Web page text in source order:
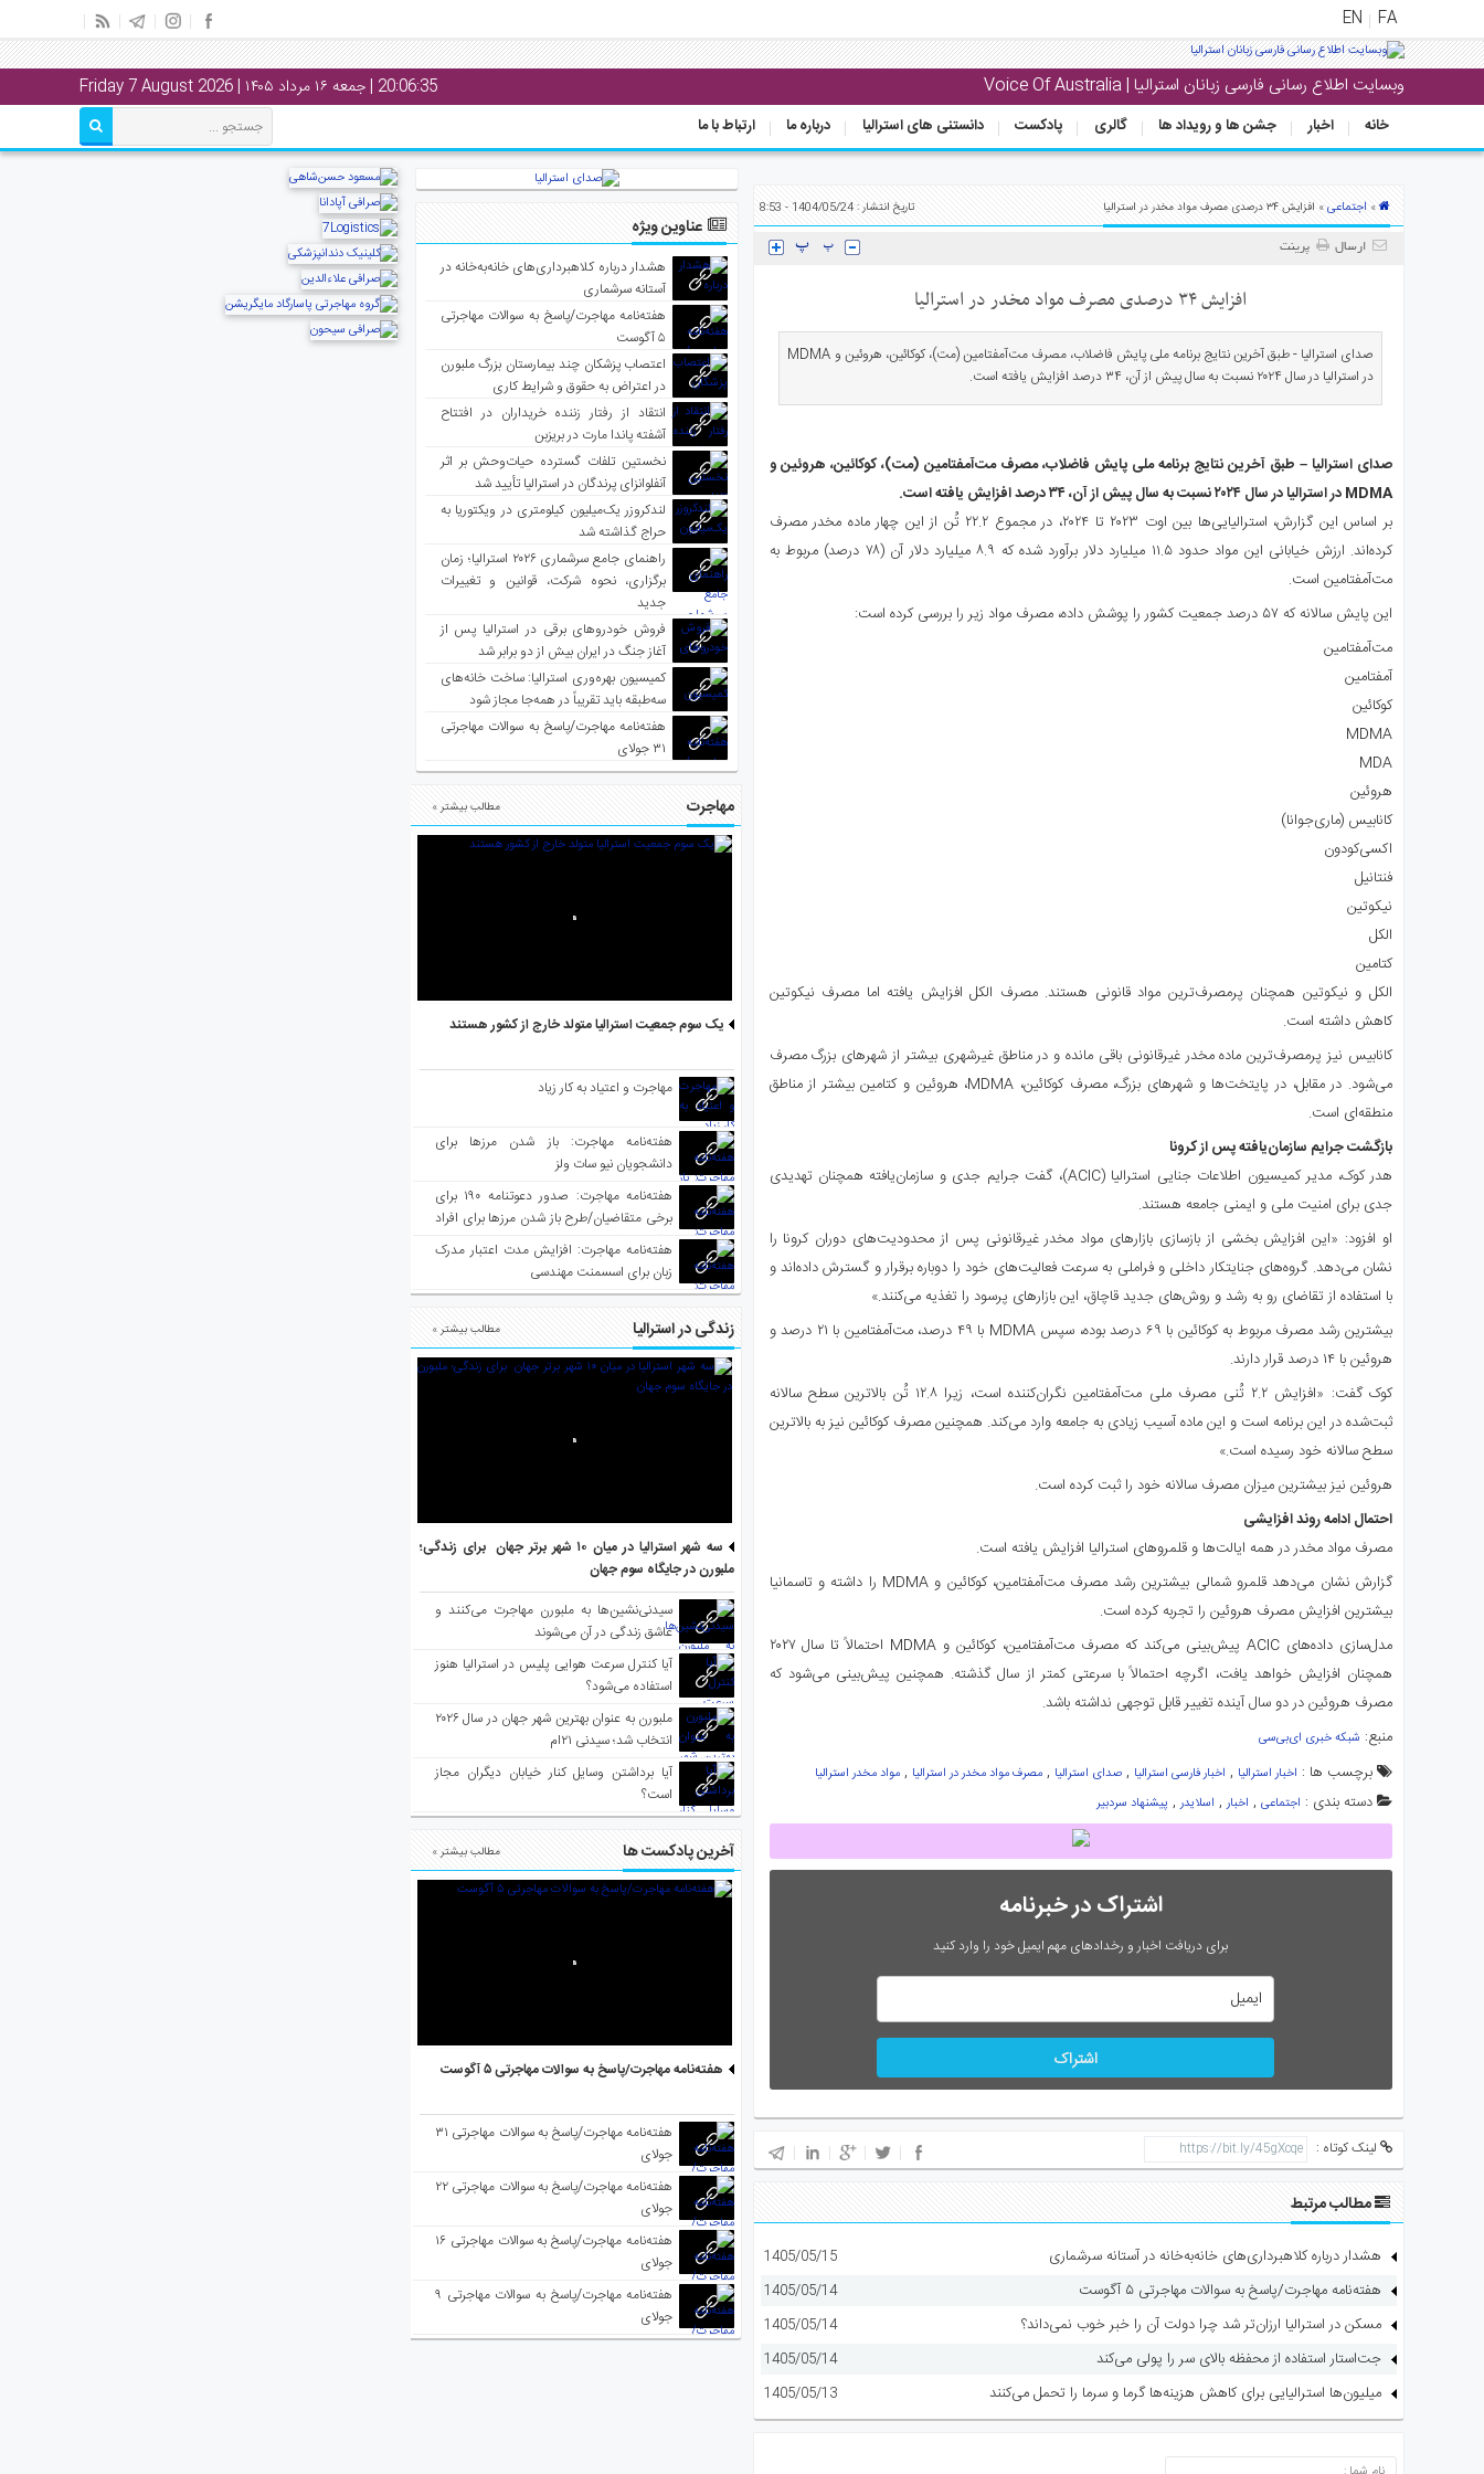
FA
EN
وبسایت اطلاع رسانی فارسی زبانان استرالیا | Voice Of Australia 20:06:35 | جمعه ۱۶ مرداد ۱۴۰۵ | Friday 7 August 2026
خانه اخبار جشن ها و رویداد ها گالری پادکست دانستنی های استرالیا درباره ما ارتباط با ما
اصلی
خانه
» اجتماعی» افزایش ۳۴ درصدی مصرف مواد مخدر در استرالیا تاریخ انتشار : 1404/05/24 - 8:53
ارسال پرینت
افزایش ۳۴ درصدی مصرف مواد مخدر در استرالیا
صدای استرالیا - طبق آخرین نتایج برنامه ملی پایش فاضلاب، مصرف مت‌آمفتامین (مت)، کوکائین، هروئین و MDMA
در استرالیا در سال ۲۰۲۴ نسبت به سال پیش از آن، ۳۴ درصد افزایش یافته است.
صدای استرالیا – طبق آخرین نتایج برنامه ملی پایش فاضلاب، مصرف مت‌آمفتامین (مت)، کوکائین، هروئین و
MDMA در استرالیا در سال ۲۰۲۴ نسبت به سال پیش از آن، ۳۴ درصد افزایش یافته است.
بر اساس این گزارش، استرالیایی‌ها بین اوت ۲۰۲۳ تا ۲۰۲۴، در مجموع ۲۲.۲ تُن از این چهار ماده مخدر مصرف
کرده‌اند. ارزش خیابانی این مواد حدود ۱۱.۵ میلیارد دلار برآورد شده که ۸.۹ میلیارد دلار آن (۷۸ درصد) مربوط به
مت‌آمفتامین است.
این پایش سالانه که ۵۷ درصد جمعیت کشور را پوشش داده، مصرف مواد زیر را بررسی کرده است:
مت‌آمفتامین
آمفتامین
کوکائین
MDMA
MDA
هروئین
کانابیس (ماری‌جوانا)
اکسی‌کودون
فنتانیل
نیکوتین
الکل
کتامین
الکل و نیکوتین همچنان پرمصرف‌ترین مواد قانونی هستند. مصرف الکل افزایش یافته اما مصرف نیکوتین
کاهش داشته است.
کانابیس نیز پرمصرف‌ترین ماده مخدر غیرقانونی باقی مانده و در مناطق غیرشهری بیشتر از شهرهای بزرگ مصرف
می‌شود. در مقابل، در پایتخت‌ها و شهرهای بزرگ، مصرف کوکائین، MDMA، هروئین و کتامین بیشتر از مناطق
منطقه‌ای است.
بازگشت جرایم سازمان‌یافته پس از کرونا
هدر کوک، مدیر کمیسیون اطلاعات جنایی استرالیا (ACIC)، گفت جرایم جدی و سازمان‌یافته همچنان تهدیدی
جدی برای امنیت ملی و ایمنی جامعه هستند.
او افزود: «این افزایش بخشی از بازسازی بازارهای مواد مخدر غیرقانونی پس از محدودیت‌های دوران کرونا را
نشان می‌دهد. گروه‌های جنایتکار داخلی و فراملی به سرعت فعالیت‌های خود را دوباره برقرار و گسترش داده‌اند و
با استفاده از تقاضای رو به رشد و روش‌های جدید قاچاق، این بازارهای پرسود را تغذیه می‌کنند.»
بیشترین رشد مصرف مربوط به کوکائین با ۶۹ درصد بوده، سپس MDMA با ۴۹ درصد، مت‌آمفتامین با ۲۱ درصد و
هروئین با ۱۴ درصد قرار دارند.
کوک گفت: «افزایش ۲.۲ تُنی مصرف ملی مت‌آمفتامین نگران‌کننده است، زیرا ۱۲.۸ تُن بالاترین سطح سالانه
ثبت‌شده در این برنامه است و این ماده آسیب زیادی به جامعه وارد می‌کند. همچنین مصرف کوکائین نیز به بالاترین
سطح سالانه خود رسیده است.»
هروئین نیز بیشترین میزان مصرف سالانه خود را ثبت کرده است.
احتمال ادامه روند افزایشی
مصرف مواد مخدر در همه ایالت‌ها و قلمروهای استرالیا افزایش یافته است.
گزارش نشان می‌دهد قلمرو شمالی بیشترین رشد مصرف مت‌آمفتامین، کوکائین و MDMA را داشته و تاسمانیا
بیشترین افزایش مصرف هروئین را تجربه کرده است.
مدل‌سازی داده‌های ACIC پیش‌بینی می‌کند که مصرف مت‌آمفتامین، کوکائین و MDMA احتمالاً تا سال ۲۰۲۷
همچنان افزایش خواهد یافت، اگرچه احتمالاً با سرعتی کمتر از سال گذشته. همچنین پیش‌بینی می‌شود که
مصرف هروئین در دو سال آینده تغییر قابل توجهی نداشته باشد.
منبع:‌ شبکه خبری ای‌بی‌سی
برچسب ها : اخبار استرالیا , اخبار فارسی استرالیا , صدای استرالیا , مصرف مواد مخدر در استرالیا , مواد مخدر استرالیا
دسته بندی : اجتماعی , اخبار, اسلایدر, پیشنهاد سردبیر
اشتراک در خبرنامه
برای دریافت اخبار و رخدادهای مهم ایمیل خود را وارد کنید
اشتراک
لینک کوتاه :
مطالب مرتبط
هشدار درباره کلاهبرداری‌های خانه‌به‌خانه در آستانه سرشماری 1405/05/15
هفته‌نامه مهاجرت/پاسخ به سوالات مهاجرتی ۵ آگوست 1405/05/14
مسکن در استرالیا ارزان‌تر شد چرا دولت آن را خبر خوب نمی‌داند؟ 1405/05/14
جت‌استار استفاده از محفظه بالای سر را پولی می‌کند 1405/05/14
میلیون‌ها استرالیایی برای کاهش هزینه‌ها گرما و سرما را تحمل می‌کنند 1405/05/13
ارسال دیدگاه
عناوین ویژه
هشدار درباره کلاهبرداری‌های خانه‌به‌خانه در
آستانه سرشماری
هفته‌نامه مهاجرت/پاسخ به سوالات مهاجرتی
۵ آگوست
اعتصاب پزشکان چند بیمارستان بزرگ ملبورن
در اعتراض به حقوق و شرایط کاری
انتقاد از رفتار زننده خریداران در افتتاح
آشفته پاندا مارت در بریزبن
نخستین تلفات گسترده حیات‌وحش بر اثر
آنفلوانزای پرندگان در استرالیا تأیید شد
لندکروزر یک‌میلیون کیلومتری در ویکتوریا به
حراج گذاشته شد
راهنمای جامع سرشماری ۲۰۲۶ استرالیا؛ زمان
برگزاری، نحوه شرکت، قوانین و تغییرات
جدید
فروش خودروهای برقی در استرالیا پس از
آغاز جنگ در ایران بیش از دو برابر شد
کمیسیون بهره‌وری استرالیا: ساخت خانه‌های
سه‌طبقه باید تقریباً در همه‌جا مجاز شود
هفته‌نامه مهاجرت/پاسخ به سوالات مهاجرتی
۳۱ جولای
مهاجرت مطالب بیشتر »
یک سوم جمعیت استرالیا متولد خارج از کشور هستند
مهاجرت و اعتیاد به کار زیاد
هفته‌نامه مهاجرت: باز شدن مرزها برای
دانشجویان نیو سات ولز
هفته‌نامه مهاجرت: صدور دعوتنامه ۱۹۰ برای
برخی متقاضیان/طرح باز شدن مرزها برای افراد
واکسینه شده
هفته‌نامه مهاجرت: افزایش مدت اعتبار مدرک
زبان برای اسسمنت مهندسی
زندگی در استرالیا مطالب بیشتر »
سه شهر استرالیا در میان ۱۰ شهر برتر جهان برای زندگی؛
ملبورن در جایگاه سوم جهان
سیدنی‌نشین‌ها به ملبورن مهاجرت می‌کنند و
عاشق زندگی در آن می‌شوند
آیا کنترل سرعت هوایی پلیس در استرالیا هنوز
استفاده می‌شود؟
ملبورن به عنوان بهترین شهر جهان در سال ۲۰۲۶
انتخاب شد؛ سیدنی ۲۱‌ام
آیا برداشتن وسایل کنار خیابان دیگران مجاز
است؟
آخرین پادکست ها مطالب بیشتر »
هفته‌نامه مهاجرت/پاسخ به سوالات مهاجرتی ۵ آگوست
هفته‌نامه مهاجرت/پاسخ به سوالات مهاجرتی ۳۱
جولای
هفته‌نامه مهاجرت/پاسخ به سوالات مهاجرتی ۲۲
جولای
هفته‌نامه مهاجرت/پاسخ به سوالات مهاجرتی ۱۶
جولای
هفته‌نامه مهاجرت/پاسخ به سوالات مهاجرتی ۹
جولای